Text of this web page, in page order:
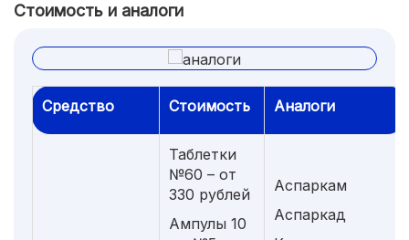
Стоимость и аналоги
Средство Стоимость Аналоги
Таблетки
№60 – от
330 рублей
Ампулы 10
Аспаркам
Аспаркад